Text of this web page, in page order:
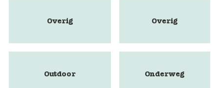
Overig Overig
Outdoor Onderweg